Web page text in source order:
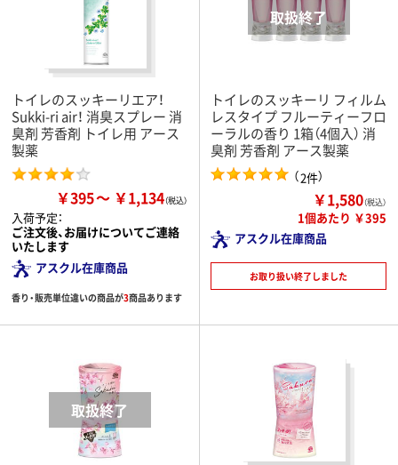
トイレのスッキーリエア！
Sukki-ri air！ 消臭スプレー 消
臭剤 芳香剤 トイレ用 アース
製薬
￥395 ￥1,134
入荷予定：
ご注文後、お届けについてご連絡
いたします
アスクル在庫商品
香り・販売単位違いの商品が3商品あります
トイレのスッキーリ フィルム
レスタイプ フルーティーフロ
ーラルの香り 1箱（4個入） 消
臭剤 芳香剤 アース製薬
（2件）
￥1,580（税込）
1個あたり ￥395
アスクル在庫商品
お取り扱い終了しました